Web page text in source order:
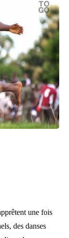
une fois
des danses